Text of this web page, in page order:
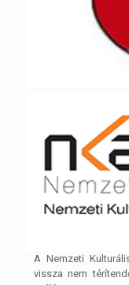
A Nemzeti
vissza nem